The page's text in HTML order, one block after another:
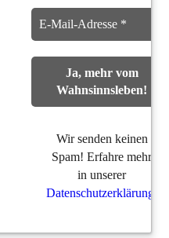
Wir senden keinen
Spam! Erfahre mehr
in unserer
Datenschutzerklärung